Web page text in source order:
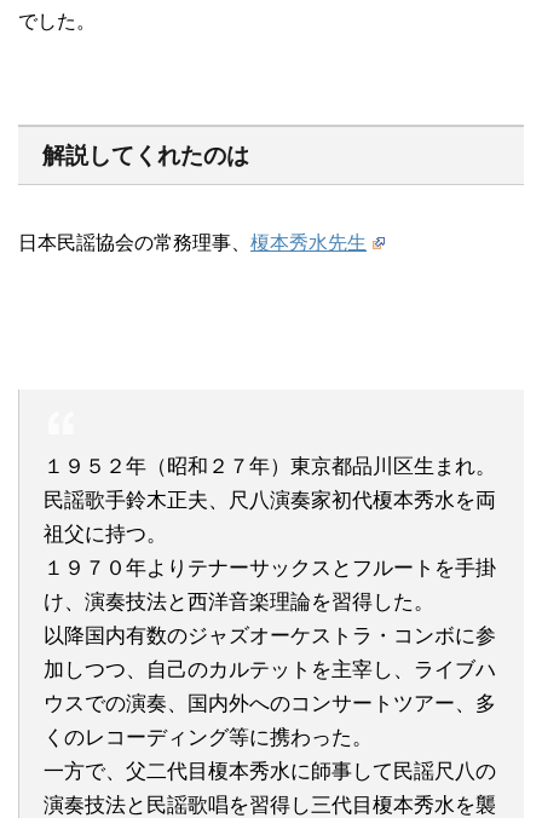
でした。
解説してくれたのは
日本民謡協会の常務理事、 榎本秀水先生
１９５２年（昭和２７年）東京都品川区生まれ。
民謡歌手鈴木正夫、尺八演奏家初代榎本秀水を両
祖父に持つ。
１９７０年よりテナーサックスとフルートを手掛
け、演奏技法と西洋音楽理論を習得した。
以降国内有数のジャズオーケストラ・コンボに参
加しつつ、自己のカルテットを主宰し、ライブハ
ウスでの演奏、国内外へのコンサートツアー、多
くのレコーディング等に携わった。
一方で、父二代目榎本秀水に師事して民謡尺八の
演奏技法と民謡歌唱を習得し三代目榎本秀水を襲